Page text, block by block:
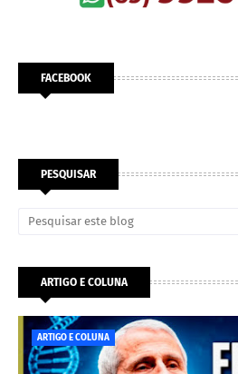
FACEBOOK
PESQUISAR
ARTIGO E COLUNA
ARTIGO E COLUNA